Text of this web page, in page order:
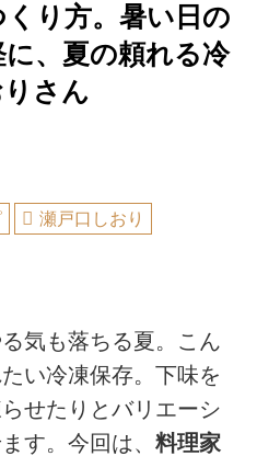
り方。暑い日の
、夏の頼れる冷
さん
瀬戸口しおり
気も落ちる夏。こん
い冷凍保存。下味を
せたりとバリエーシ
す。今回は、 料理家